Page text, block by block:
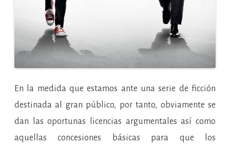
En la medida que estamos ante una serie de ficción
destinada al gran público, por tanto, obviamente se
dan las oportunas licencias argumentales así como
aquellas concesiones básicas para que los